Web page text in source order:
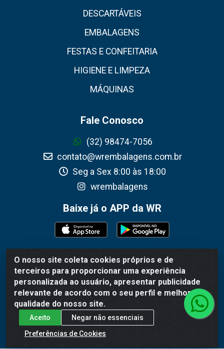
O nosso site coleta cookies próprios e de
terceiros para proporcionar uma experiência
personalizada ao usuário, apresentar publicidade
relevante de acordo com o seu perfil e melhorar a
qualidade do nosso site.
Aceito
Negar não essenciais
Preferências de Cookies
DESCARTÁVEIS
EMBALAGENS
FESTAS E CONFEITARIA
HIGIENE E LIMPEZA
MÁQUINAS
Fale Conosco
(32) 98474-7056
contato@wrembalagens.com.br
Seg a Sex 8:00 às 18:00
wrembalagens
Baixe já o APP da WR
WR Embalagens - R. Cel. Teodoro Gomes de Araújo,
1360 - Grogotó - Barbacena / MG - CEP 36202-628 -
CNPJ 02.692.206/0001-55